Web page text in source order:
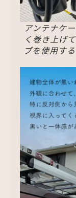
アンテナケ
く巻き上げ
ブを使用す